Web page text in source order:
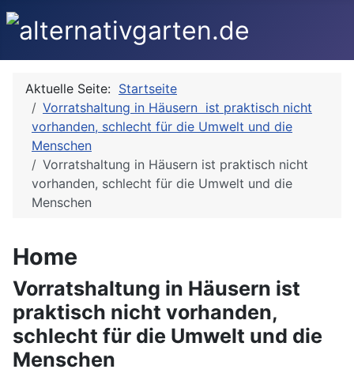
Aktuelle Seite: Startseite
Vorratshaltung in Häusern ist praktisch nicht
vorhanden, schlecht für die Umwelt und die
Menschen
Vorratshaltung in Häusern ist praktisch nicht
vorhanden, schlecht für die Umwelt und die
Menschen
Home
Vorratshaltung in Häusern ist
praktisch nicht vorhanden,
schlecht für die Umwelt und die
Menschen